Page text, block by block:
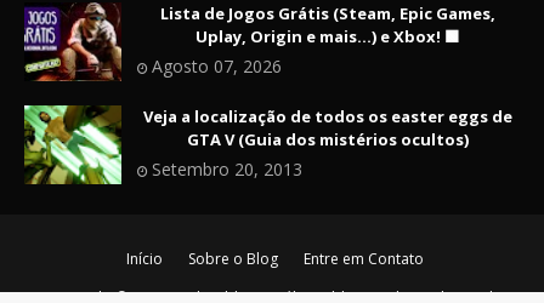
Lista de Jogos Grátis (Steam, Epic Games,
Uplay, Origin e mais...) e Xbox! 🟩
Agosto 07, 2026
Veja a localização de todos os easter eggs de
GTA V (Guia dos mistérios ocultos)
Setembro 20, 2013
Início Sobre o Blog
Entre em Contato
Copyright ©2026Nerd Maldito - O último blog nerd vivo da era de